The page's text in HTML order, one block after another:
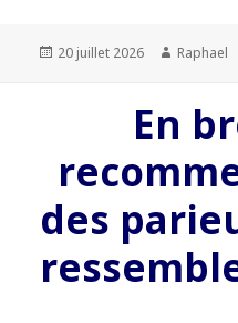
Publié
20 juillet 2026 Auteur
Raphael
En
des